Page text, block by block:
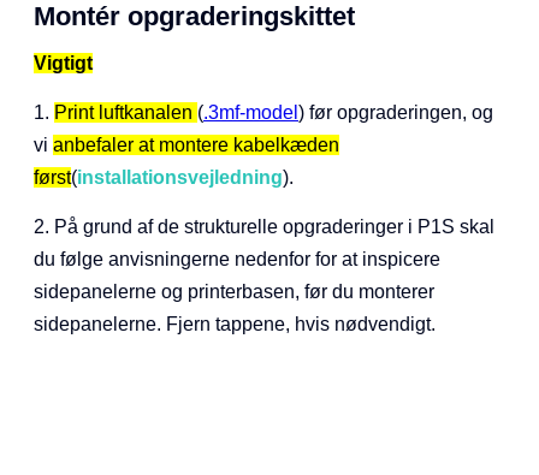
Montér opgraderingskittet
Vigtigt
1. Print luftkanalen (.3mf-model ) før opgraderingen, og
vi anbefaler at montere kabelkæden
først(installationsvejledning).
2. På grund af de strukturelle opgraderinger i P1S skal
du følge anvisningerne nedenfor for at inspicere
sidepanelerne og printerbasen, før du monterer
sidepanelerne. Fjern tappene, hvis nødvendigt.